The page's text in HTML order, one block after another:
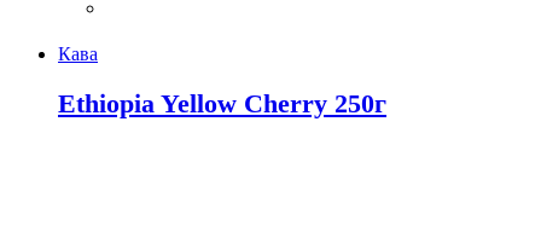
Кава
Ethiopia Yellow Cherry 250г